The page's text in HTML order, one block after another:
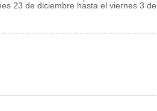
23 de diciembre hasta el viernes 3 de